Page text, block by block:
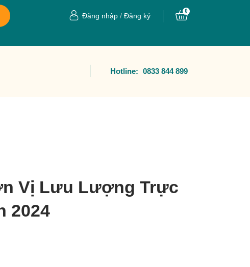
Đăng nhập / Đăng ký
0
Hotline: 0833 844 899
Vị Lưu Lượng Trực
2024